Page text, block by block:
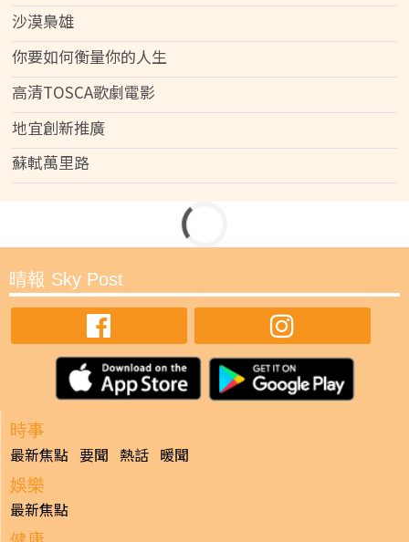
沙漠梟雄
你要如何衡量你的人生
高清TOSCA歌劇電影
地宜創新推廣
蘇軾萬里路
晴報 Sky Post
時事
最新焦點 要聞 熱話 暖聞
娛樂
最新焦點